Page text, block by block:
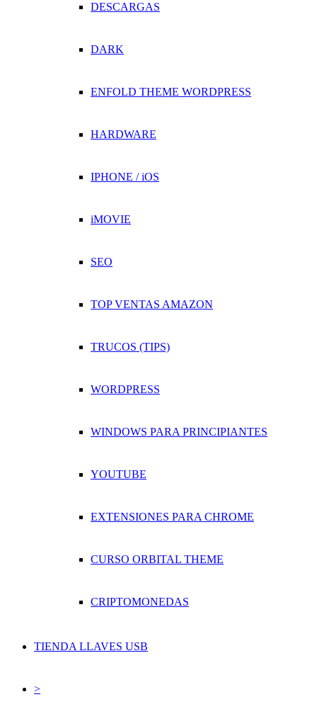
DESCARGAS
DARK
ENFOLD THEME WORDPRESS
HARDWARE
IPHONE / iOS
iMOVIE
SEO
TOP VENTAS AMAZON
TRUCOS (TIPS)
WORDPRESS
WINDOWS PARA PRINCIPIANTES
YOUTUBE
EXTENSIONES PARA CHROME
CURSO ORBITAL THEME
CRIPTOMONEDAS
TIENDA LLAVES USB
>